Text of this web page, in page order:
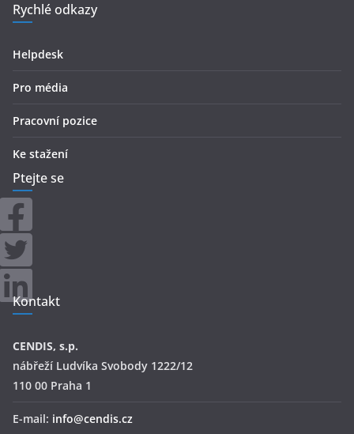
Rychlé odkazy
Helpdesk
Pro média
Pracovní pozice
Ke stažení
Ptejte se
Kontakt
CENDIS, s.p.
nábřeží Ludvíka Svobody 1222/12
110 00 Praha 1
E-mail: info@cendis.cz